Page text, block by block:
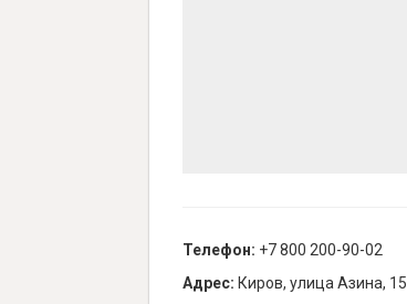
Телефон: +7 800 200-90-02
Адрес: Киров, улица Азина, 15